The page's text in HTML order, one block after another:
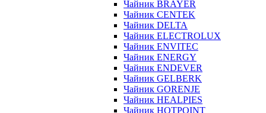
Чайник BRAYER
Чайник CENTEK
Чайник DELTA
Чайник ELECTROLUX
Чайник ENVITEC
Чайник ENERGY
Чайник ENDEVER
Чайник GELBERK
Чайник GORENJE
Чайник HEALPIES
Чайник HOTPOINT